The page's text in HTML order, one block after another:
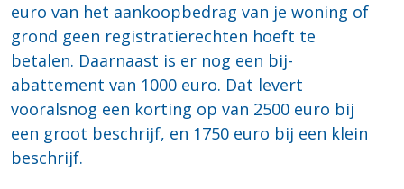
euro van het aankoopbedrag van je woning of
grond geen registratierechten hoeft te
betalen. Daarnaast is er nog een bij-
abattement van 1000 euro. Dat levert
vooralsnog een korting op van 2500 euro bij
een groot beschrijf, en 1750 euro bij een klein
beschrijf.